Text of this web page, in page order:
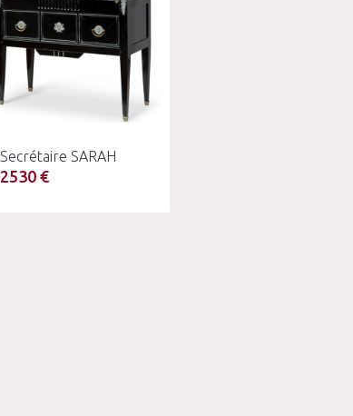
Secrétaire SARAH
2530 €